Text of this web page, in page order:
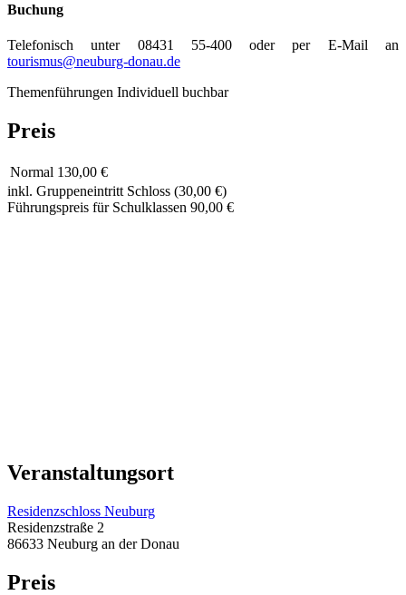
Buchung
Telefonisch unter 08431 55-400 oder per E-Mail an
tourismus@neuburg-donau.de
Themenführungen Individuell buchbar
Preis
Normal 130,00 €
inkl. Gruppeneintritt Schloss (30,00 €)
Führungspreis für Schulklassen 90,00 €
Veranstaltungsort
Residenzschloss Neuburg
Residenzstraße 2
86633 Neuburg an der Donau
Preis